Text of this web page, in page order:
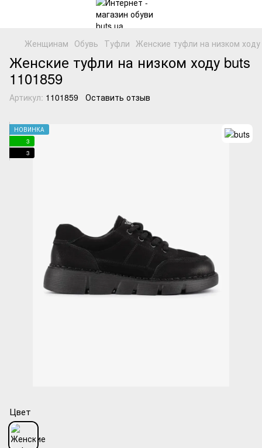
Женщинам Обувь Туфли Женские туфли на низком
Женские туфли на низком ходу buts
1101859
Артикул: 1101859 Оставить отзыв
НОВИНКА
3
3
Цвет